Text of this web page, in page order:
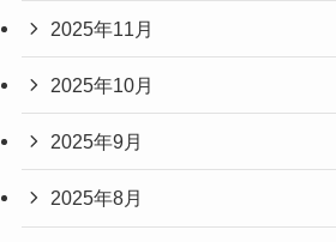
2025年11月
2025年10月
2025年9月
2025年8月